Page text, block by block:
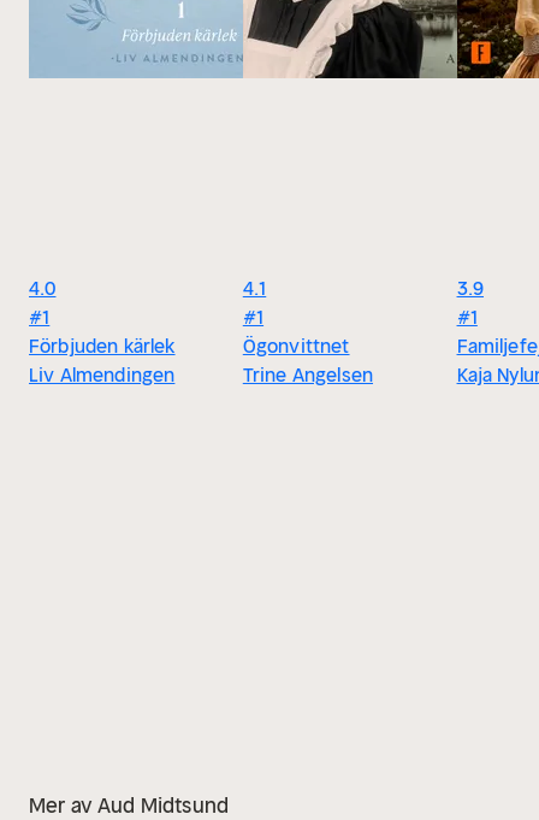
4.0
#1
Förbjuden kärlek
Liv Almendingen
4.1
#1
Ögonvittnet
Trine Angelsen
3.9
#1
Kaja
Mer av Aud Midtsund